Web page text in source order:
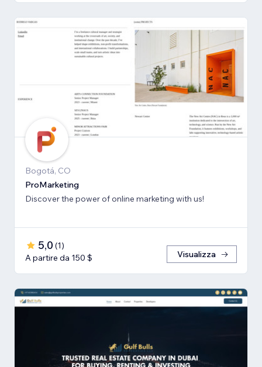
Bogotá, CO
ProMarketing
Discover the power of online marketing with us!
5,0 (1)
A partire da 150 $
Visualizza